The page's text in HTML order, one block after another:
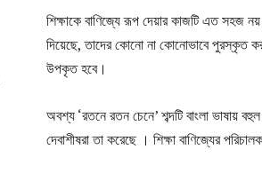
শিক্ষাকে বাণিজ্যে রূপ দেয়ার কাজটি এত সহজ
দিয়েছে, তাদের কোনো না কোনোভাবে পুরস্কৃত
উপকৃত হবে।
অবশ্য ‘রতনে রতন চেনে’ শব্দটি বাংলা ভাষায়
দেবাশীষরা তা করেছে । শিক্ষা বাণিজ্যের